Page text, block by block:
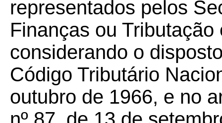
representados pelos
Finanças ou
considerando o
Código Tributário
outubro de 1966, e no